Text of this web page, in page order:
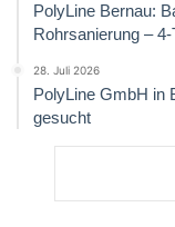
PolyLine Bernau:
Rohrsanierung – 4-
28. Juli 2026
PolyLine GmbH in
gesucht